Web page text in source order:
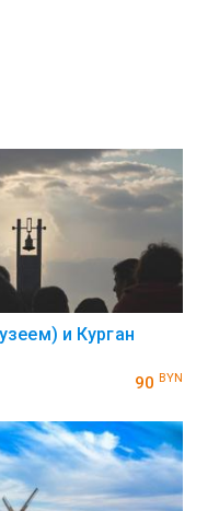
и Курган
90 BYN